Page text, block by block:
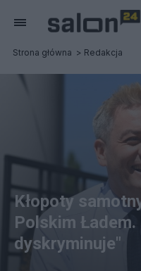
Strona główna Redakcja
Kłopoty
Polskim
dyskryminuje"